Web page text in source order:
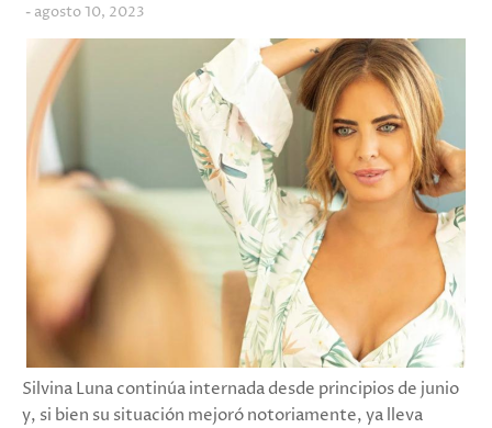
agosto 10, 2023
Silvina Luna continúa internada desde principios de junio
y, si bien su situación mejoró notoriamente, ya lleva